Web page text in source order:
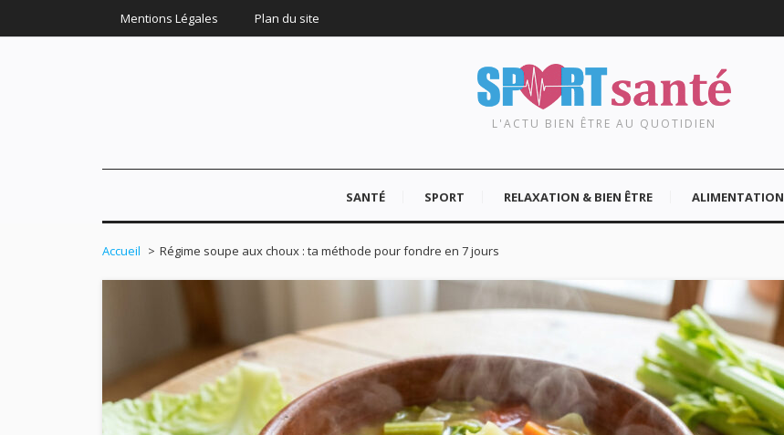
Mentions Légales Plan du site
L'ACTU BIEN ÊTRE AU QUOTIDIEN
SANTÉ SPORT RELAXATION & BIEN ÊTRE ALIMENTATION
Accueil Régime soupe aux choux : ta méthode pour fondre en 7 jours